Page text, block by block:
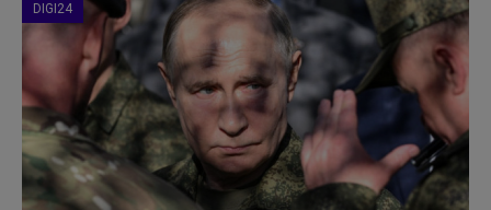
DIGI24